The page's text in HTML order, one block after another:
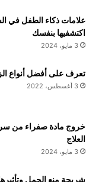
اكتشفيها بنفسك
3 مايو، 2024
تعرف على أفضل أنواع
3 أغسطس، 2022
خروج مادة صفراء من
العلاج
3 مايو، 2024
شريحة منع الحمل